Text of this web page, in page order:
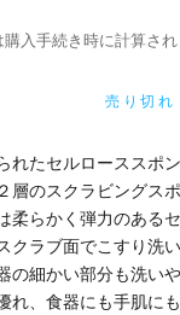
購入手続き時に計算され
売り切れ
れたセルローススポ
層のスクラビングスポ
柔らかく弾力のある
クラブ面でこすり洗
の細かい部分も洗い
れ、食器にも手肌に